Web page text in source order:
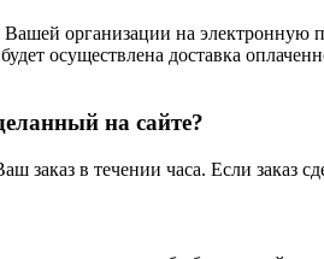
Вашей организации на электронную
осуществлена доставка
на сайте?
в течении часа. Если заказ